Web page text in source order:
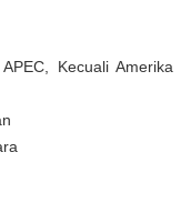
Kecuali Amerika